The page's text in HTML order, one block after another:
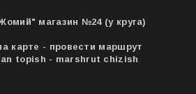
магазин №24 (у круга)
карте - провести маршрут
topish - marshrut chizish